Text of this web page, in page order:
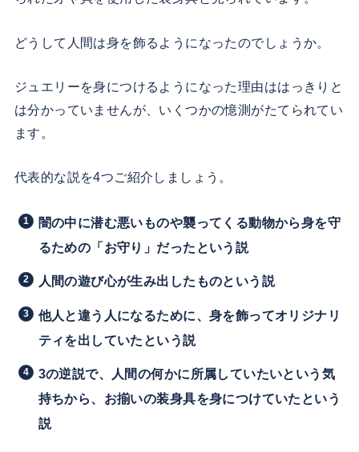
どうして人間は身を飾るようになったのでしょうか。
ジュエリーを身につけるようになった理由ははっきりと
は分かっていませんが、いくつかの憶測がたてられてい
ます。
代表的な説を4つご紹介しましょう。
闇の中に潜む悪いものや襲ってくる動物から身を守
るための「お守り」だったという説
人間の遊び心が生み出したものという説
他人と違う人になるために、身を飾ってオリジナリ
ティを出していたという説
3の逆説で、人間の何かに所属していたいという気
持ちから、お揃いの装身具を身につけていたという
説